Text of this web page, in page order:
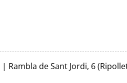
| Rambla de Sant Jordi, 6